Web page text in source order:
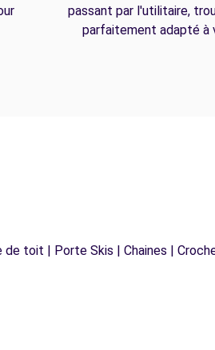
passant par l'utilitaire,
parfaitement adapté à
toit | Porte Skis | Chaines |